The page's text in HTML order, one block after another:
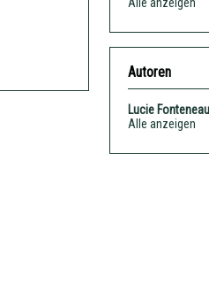
Autoren
Lucie
Alle anzeigen